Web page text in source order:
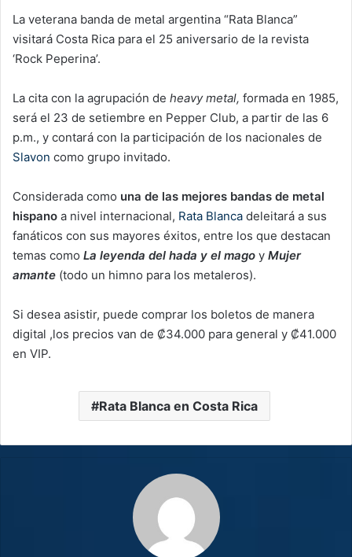
La veterana banda de metal argentina “Rata Blanca”
visitará Costa Rica para el 25 aniversario de la revista
‘Rock Peperina’.
La cita con la agrupación de heavy metal, formada en 1985,
será el 23 de setiembre en Pepper Club, a partir de las 6
p.m., y contará con la participación de los nacionales de
Slavon como grupo invitado.
Considerada como una de las mejores bandas de metal
hispano a nivel internacional, Rata Blanca deleitará a sus
fanáticos con sus mayores éxitos, entre los que destacan
temas como La leyenda del hada y el mago y Mujer
amante (todo un himno para los metaleros).
Si desea asistir, puede comprar los boletos de manera
digital ,los precios van de ₡34.000 para general y ₡41.000
en VIP.
Rata Blanca en Costa Rica